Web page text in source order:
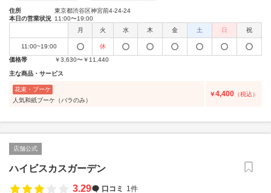
住所
東京都渋谷区神宮前4-24-24
本日の営業状況 11:00〜19:00
月
火 水 木 金 土 日 祝
11:00~19:00
休
価格帯
￥3,630〜￥11,440
主な商品・サービス
花束・ブーケ
人気和紙ブーケ（バラのみ）
￥4,400 （税込）
店舗公式
ハイビスカスガーデン
3.29
口コミ 1件